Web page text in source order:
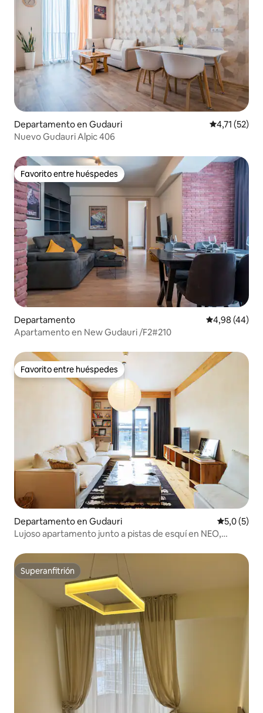
Departamento en Gudauri Calificación
4,71 (52)
Nuevo Gudauri Alpic 406
Favorito entre huéspedes
Favorito entre huéspedes
Departamento Calificación
4,98 (44)
Apartamento en New Gudauri /F2#210
Favorito entre huéspedes
Favorito entre huéspedes
Departamento en Gudauri
5,0 (5)
Lujoso apartamento junto a pistas de esquí en NEO,
Superanfitrión
Superanfitrión